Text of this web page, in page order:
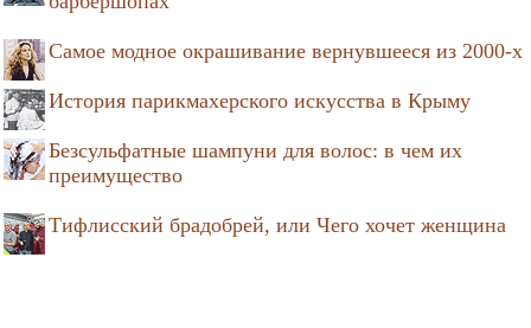
Самое модное окрашивание вернувшееся из 2000-х
История парикмахерского искусства в Крыму
Безсульфатные шампуни для волос: в чем их
преимущество
Тифлисский брадобрей, или Чего хочет женщина